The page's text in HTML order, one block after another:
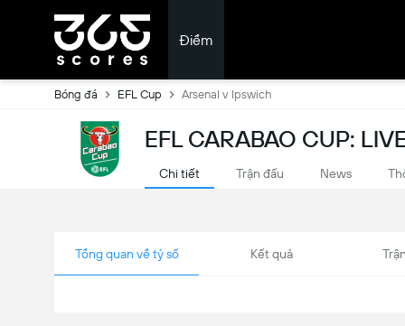
Điểm
Bóng đá EFL Cup Arsenal v Ipswich
EFL CARABAO CUP:
Chi tiết Trận đấu News
Tổng quan về tỷ số Kết quả